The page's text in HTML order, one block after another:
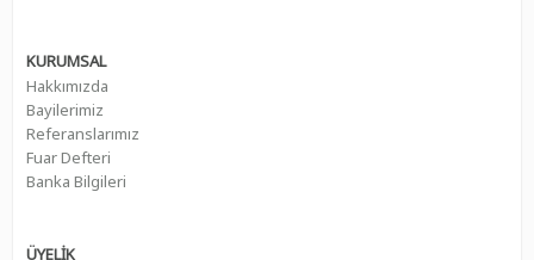
KURUMSAL
Hakkımızda
Bayilerimiz
Referanslarımız
Fuar Defteri
Banka Bilgileri
ÜYELİK